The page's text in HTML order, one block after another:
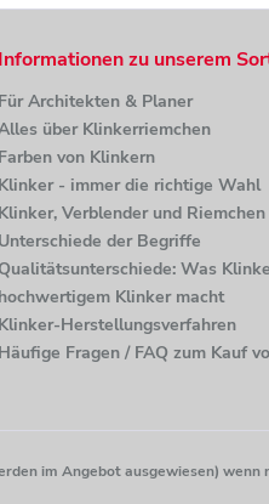
Informationen zu unserem
Für Architekten & Planer
über Klinkerriemchen
Farben von Klinkern
Klinker - immer die richtige Wahl
Klinker, Verblender und
Unterschiede der Begriffe
Qualitätsunterschiede: Was
hochwertigem Klinker macht
Klinker-Herstellungsverfahren
Häufige Fragen / FAQ zum Kauf
im Angebot ausgewiesen) wenn